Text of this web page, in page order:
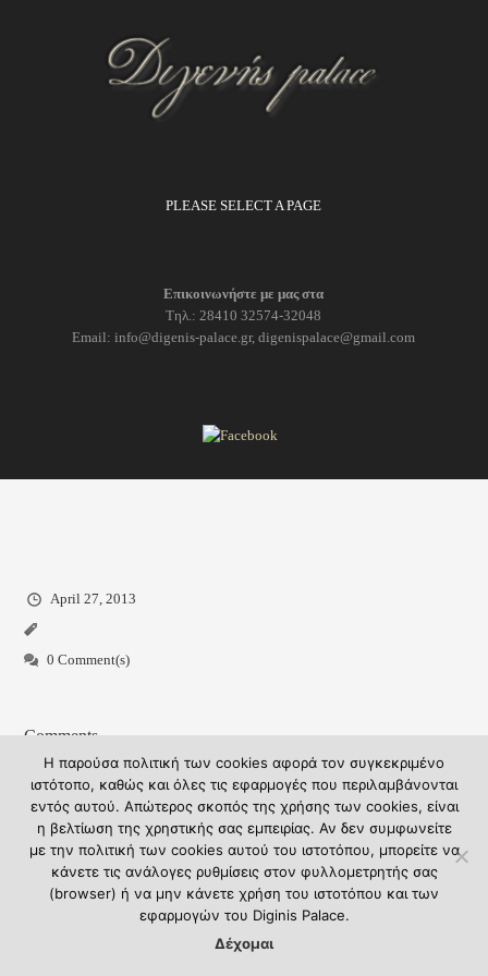
April 27, 2013
0 Comment(s)
Comments
There are no comments yet!
PLEASE SELECT A PAGE
Επικοινωνήστε με μας στα
Τηλ.: 28410 32574-32048
Email: info@digenis-palace.gr, digenispalace@gmail.com
Η παρούσα πολιτική των cookies αφορά τον συγκεκριμένο
ιστότοπο, καθώς και όλες τις εφαρμογές που περιλαμβάνονται
εντός αυτού. Απώτερος σκοπός της χρήσης των cookies, είναι
η βελτίωση της χρηστικής σας εμπειρίας. Αν δεν συμφωνείτε
με την πολιτική των cookies αυτού του ιστοτόπου, μπορείτε να
κάνετε τις ανάλογες ρυθμίσεις στον φυλλομετρητής σας
(browser) ή να μην κάνετε χρήση του ιστοτόπου και των
εφαρμογών του Diginis Palace.
Δέχομαι